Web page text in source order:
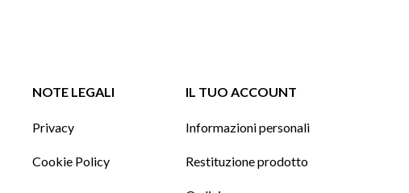
NOTE LEGALI
Privacy
Cookie Policy
IL TUO ACCOUNT
Informazioni personali
Restituzione prodotto